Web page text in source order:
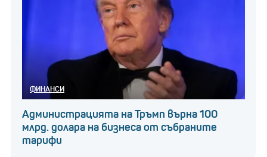
ФИНАНСИ
Администрацията на Тръмп върна 100
млрд. долара на бизнеса от събраните
тарифи